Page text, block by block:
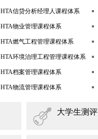
信贷分析经理人课程体系
物业管理课程体系
燃气工程管理课程体系
环境治理工程管理课程体系
档案管理课程体系
物流管理课程体系
大学生测评